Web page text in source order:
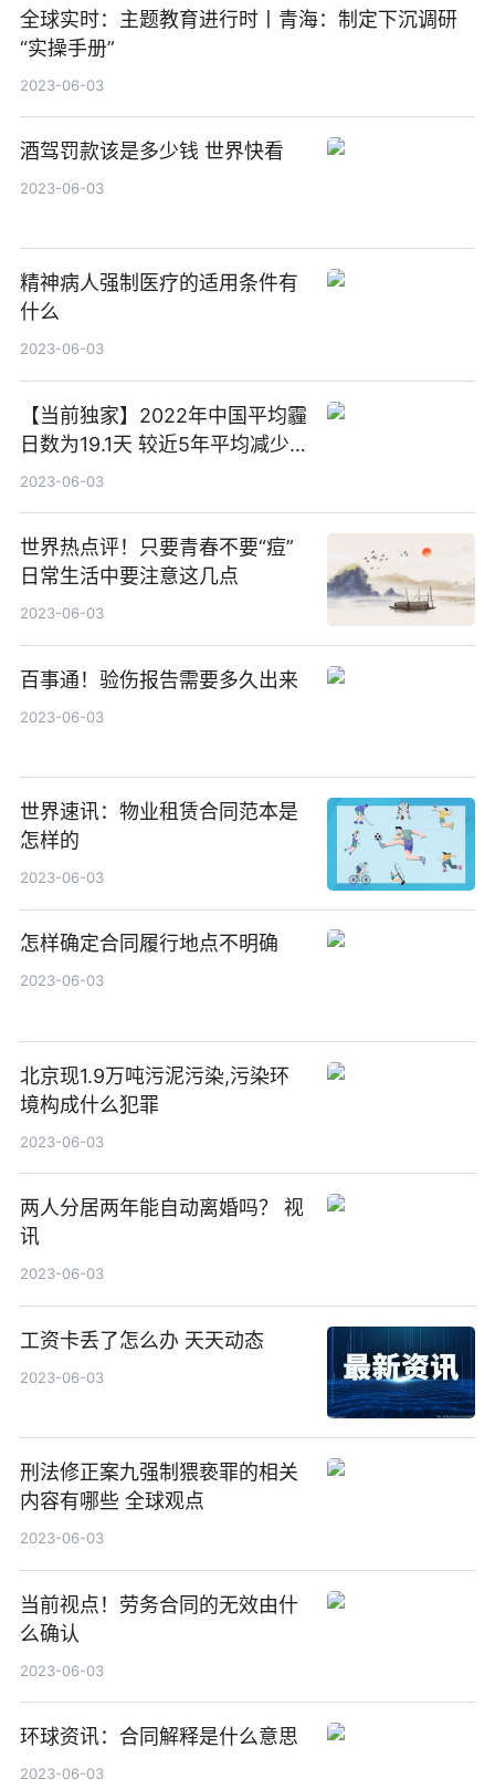
全球实时：主题教育进行时丨青海：制定下沉调研
“实操手册”
2023-06-03
酒驾罚款该是多少钱 世界快看
2023-06-03
精神病人强制医疗的适用条件有
什么
2023-06-03
【当前独家】2022年中国平均霾
日数为19.1天 较近5年平均减少
5.8天
2023-06-03
世界热点评！只要青春不要“痘”
日常生活中要注意这几点
2023-06-03
百事通！验伤报告需要多久出来
2023-06-03
世界速讯：物业租赁合同范本是
怎样的
2023-06-03
怎样确定合同履行地点不明确
2023-06-03
北京现1.9万吨污泥污染,污染环
境构成什么犯罪
2023-06-03
两人分居两年能自动离婚吗？ 视
讯
2023-06-03
工资卡丢了怎么办 天天动态
2023-06-03
刑法修正案九强制猥亵罪的相关
内容有哪些 全球观点
2023-06-03
当前视点！劳务合同的无效由什
么确认
2023-06-03
环球资讯：合同解释是什么意思
2023-06-03